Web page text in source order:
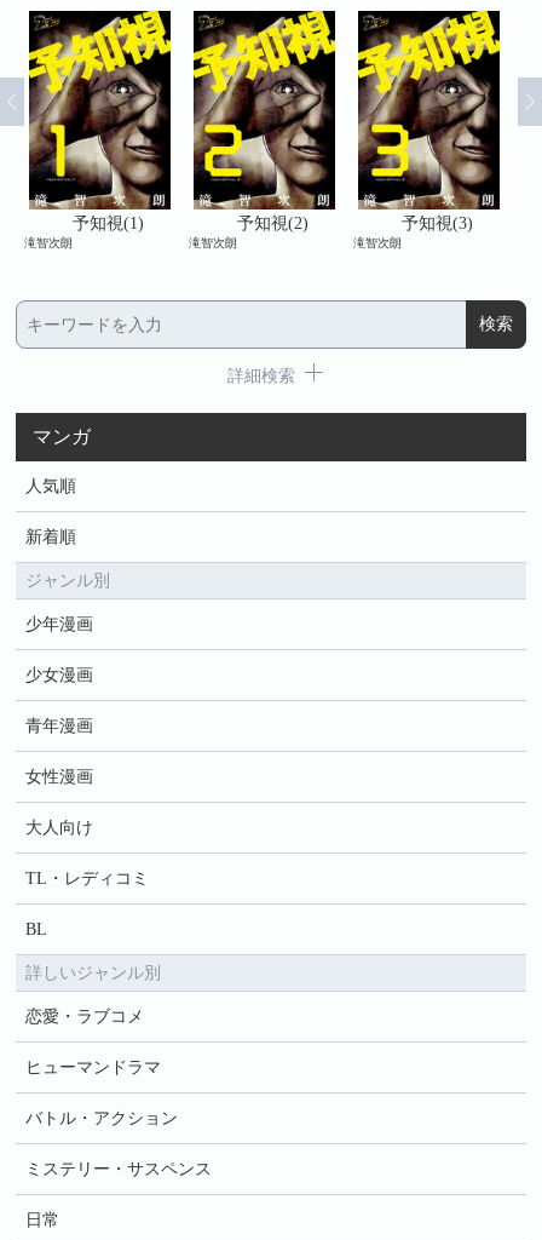
予知視(1)
滝智次朗
予知視(2)
滝智次朗
予知視(3)
滝智次朗
詳細検索
マンガ
人気順
新着順
ジャンル別
少年漫画
少女漫画
青年漫画
女性漫画
大人向け
TL・レディコミ
BL
詳しいジャンル別
恋愛・ラブコメ
ヒューマンドラマ
バトル・アクション
ミステリー・サスペンス
日常